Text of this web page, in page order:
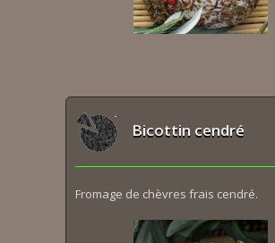
Bicottin cendré
Fromage de chèvres frais cendré.